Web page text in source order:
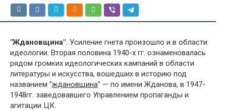
"Ждановщина". Усиление гнета произошло и в области
идеологии. Вторая половина 1940-х гг. ознаменовалась
рядом громких идеологических кампаний в области
литературы и искусства, вошедших в историю под
названием "ждановщина" — по имени Жданова, в 1947-
1948гг. заведовавшего Управлением пропаганды и
агитации ЦК.